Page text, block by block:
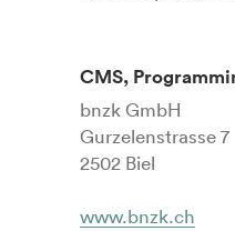
CMS,
bnzk GmbH
Gurzelenstrasse 7
2502 Biel
www.bnzk.ch